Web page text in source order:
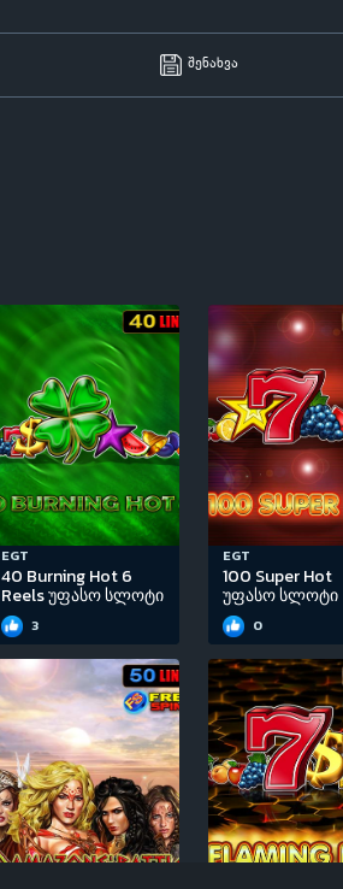
შენახვა
EGT
40 Burning Hot 6
Reels უფასო სლოტი
3
EGT
100 Super Hot
უფასო სლოტი
0